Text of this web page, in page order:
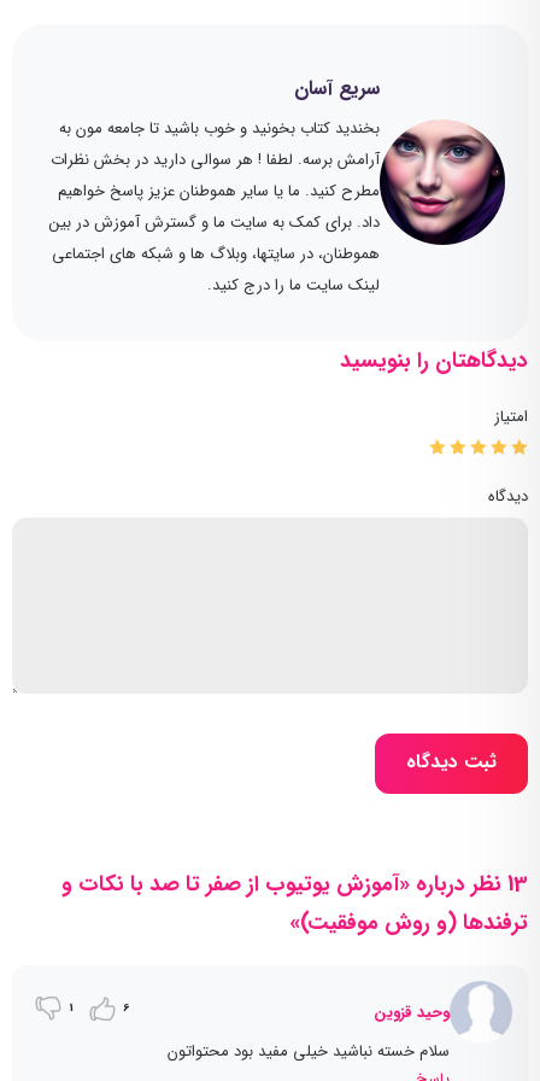
سریع آسان
بخندید کتاب بخونید و خوب باشید تا جامعه مون به
آرامش برسه. لطفا ! هر سوالی دارید در بخش نظرات
مطرح کنید. ما یا سایر هموطنان عزیز پاسخ خواهیم
داد. برای کمک به سایت ما و گسترش آموزش در بین
هموطنان، در سایتها، وبلاگ ها و شبکه های اجتماعی
لینک سایت ما را درج کنید.
دیدگاهتان را بنویسید
امتیاز
دیدگاه
ثبت دیدگاه
13 نظر درباره «آموزش یوتیوب از صفر تا صد با نکات و
ترفندها (و روش موفقیت)»
وحید قزوین 6
1
سلام خسته نباشید خیلی مفید بود محتواتون